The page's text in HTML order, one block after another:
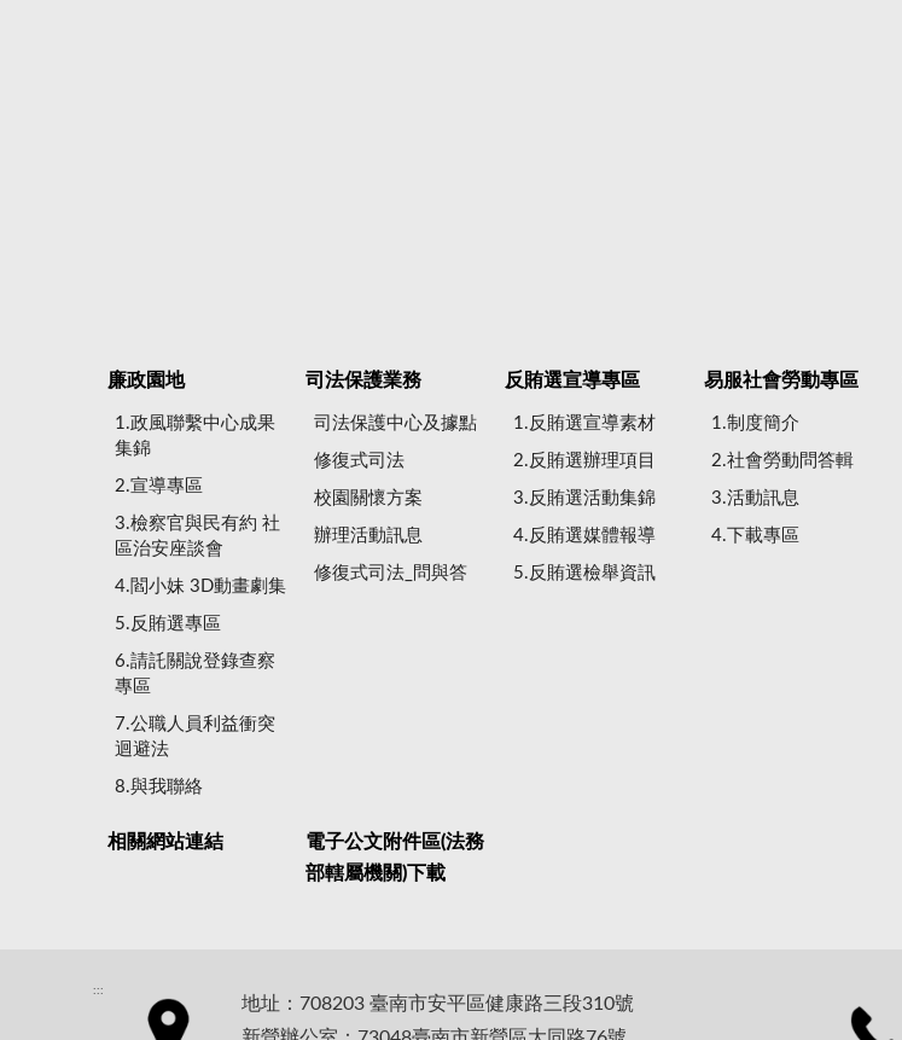
廉政園地
1.政風聯繫中心成果
集錦
2.宣導專區
3.檢察官與民有約 社
區治安座談會
4.閻小妹 3D動畫劇集
5.反賄選專區
6.請託關說登錄查察
專區
7.公職人員利益衝突
迴避法
8.與我聯絡
司法保護業務
司法保護中心及據點
修復式司法
校園關懷方案
辦理活動訊息
修復式司法_問與答
反賄選宣導專區
1.反賄選宣導素材
2.反賄選辦理項目
3.反賄選活動集錦
4.反賄選媒體報導
5.反賄選檢舉資訊
易服社會勞動專區
1.制度簡介
2.社會勞動問答輯
3.活動訊息
4.下載專區
相關網站連結
電子公文附件區(法務
部轄屬機關)下載
:::
地址：708203 臺南市安平區健康路三段310號